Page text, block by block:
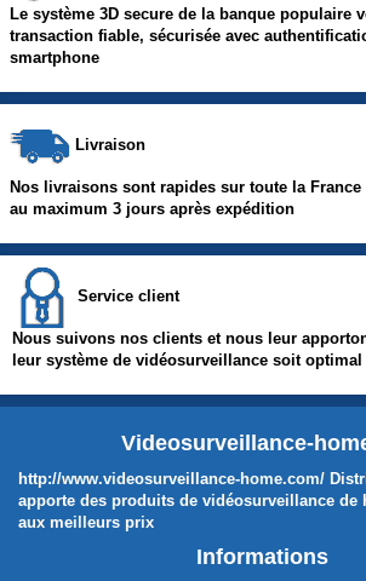
Le système 3D secure de la banque populaire
transaction fiable, sécurisée avec
smartphone
Livraison
Nos livraisons sont rapides sur toute la
au maximum 3 jours après expédition
Service client
Nous suivons nos clients et nous leur
leur système de vidéosurveillance soit optimal
Videosurveillance-
http://www.videosurveillance-home.com/
apporte des produits de vidéosurveillance de
aux meilleurs prix
Informations